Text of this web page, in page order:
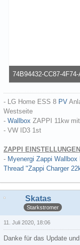
74B94432-CC87-4F74-
50,04 kB, 337×600, 55 mal
- LG Home ESS 8 PV
Westseite
- Wallbox ZAPPI 11kw
- VW ID3 1st
ZAPPI
- Myenergi Zappi
Thread "Zappi Charger
Skatas
Starkstromer
11. Juli 2020, 18:06
Danke für das Update und